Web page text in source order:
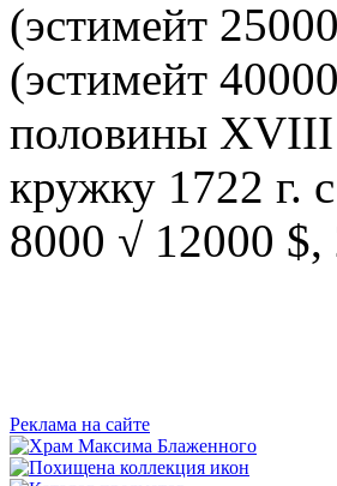
(эстимейт
(эстимейт
половины XVIII
кружку 1722 г.
8000 √ 12000 $,
Реклама на сайте